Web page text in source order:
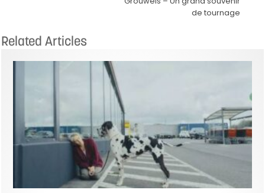
de tournage
Related Articles